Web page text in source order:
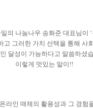
의 나눔나우 송화준 대표님이 ‘
그러한 가치 선택을 통해
달성이 가능하다고 말씀하셨
이렇게 멋있는 말이!!
라인 매체의 활용성과 그 경험